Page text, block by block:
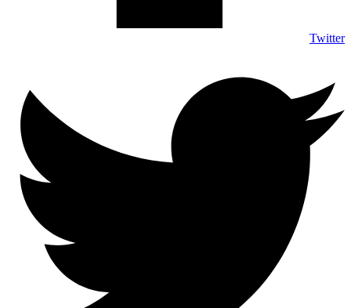
Twitter